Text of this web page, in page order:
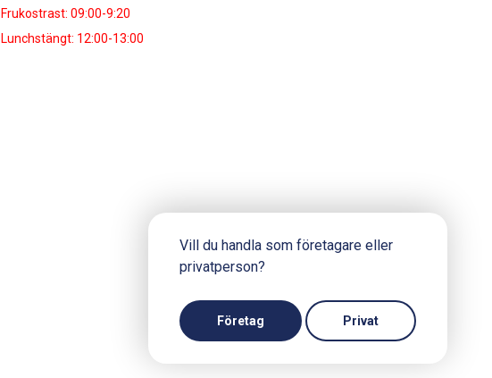
Frukostrast: 09:00-9:20
Lunchstängt: 12:00-13:00
Vill du handla som företagare eller
privatperson?
Företag Privat